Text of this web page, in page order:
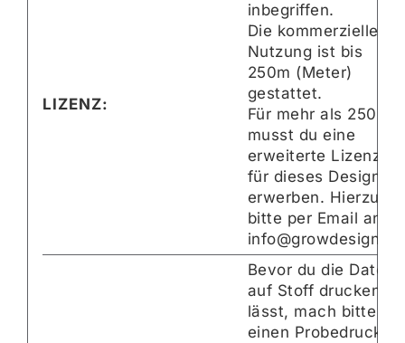
LIZENZ:
inbegriffen.
Die kommerzielle
Nutzung ist bis
250m (Meter)
gestattet.
Für mehr als 250m
musst du eine
erweiterte Lizenz
für dieses Design
erwerben. Hierzu
bitte per Email an:
info@growdesign.de
Bevor du die Datei
auf Stoff drucken
lässt, mach bitte
einen Probedruck